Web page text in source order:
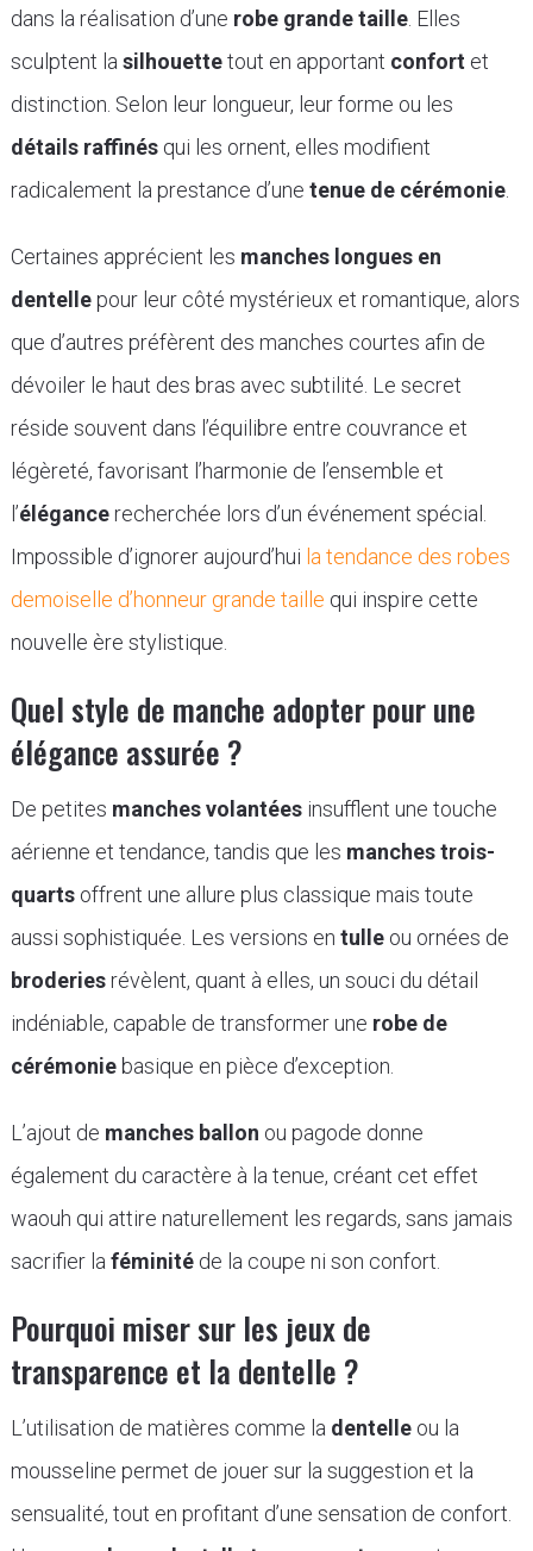
dans la réalisation d’une robe grande taille. Elles
sculptent la silhouettetout en apportant confort et
distinction. Selon leur longueur, leur forme ou les
détails raffinésqui les ornent, elles modifient
radicalement la prestance d’une tenue de cérémonie.
Certaines apprécient les manches longues en
dentellepour leur côté mystérieux et romantique, alors
que d’autres préfèrent des manches courtes afin de
dévoiler le haut des bras avec subtilité. Le secret
réside souvent dans l’équilibre entre couvrance et
légèreté, favorisant l’harmonie de l’ensemble et
l’élégancerecherchée lors d’un événement spécial.
Impossible d’ignorer aujourd’hui la tendance des robes
demoiselle d’honneur grande taille qui inspire cette
nouvelle ère stylistique.
Quel style de manche adopter pour une
élégance assurée ?
De petites manches volantéesinsufflent une touche
aérienne et tendance, tandis que les manches trois-
quartsoffrent une allure plus classique mais toute
aussi sophistiquée. Les versions en tulleou ornées de
broderiesrévèlent, quant à elles, un souci du détail
indéniable, capable de transformer une robe de
cérémoniebasique en pièce d’exception.
L’ajout de manches ballon ou pagode donne
également du caractère à la tenue, créant cet effet
waouh qui attire naturellement les regards, sans jamais
sacrifier la féminitéde la coupe ni son confort.
Pourquoi miser sur les jeux de
transparence et la dentelle ?
L’utilisation de matières comme la dentelleou la
mousseline permet de jouer sur la suggestion et la
sensualité, tout en profitant d’une sensation de confort.